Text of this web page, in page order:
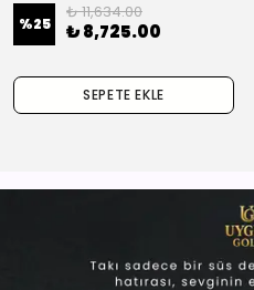
%25
₺ 11,634.00
₺ 8,725.00
SEPETE EKLE